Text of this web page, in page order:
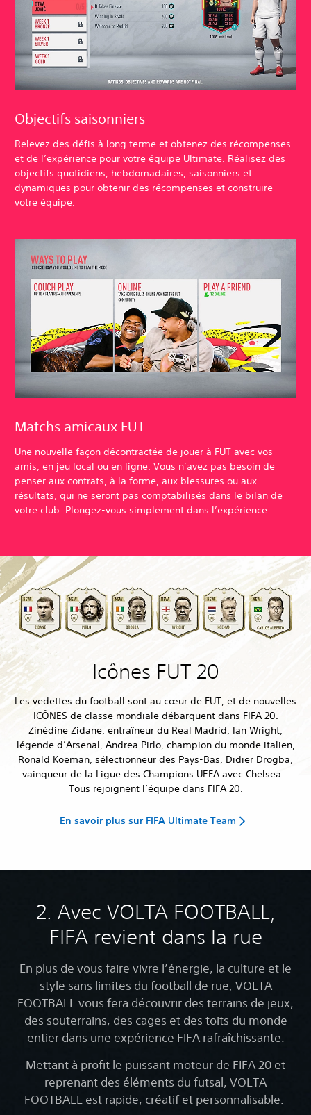
Objectifs saisonniers
Relevez des défis à long terme et obtenez des récompenses
et de l’expérience pour votre équipe Ultimate. Réalisez des
objectifs quotidiens, hebdomadaires, saisonniers et
dynamiques pour obtenir des récompenses et construire
votre équipe.
Matchs amicaux FUT
Une nouvelle façon décontractée de jouer à FUT avec vos
amis, en jeu local ou en ligne. Vous n’avez pas besoin de
penser aux contrats, à la forme, aux blessures ou aux
résultats, qui ne seront pas comptabilisés dans le bilan de
votre club. Plongez-vous simplement dans l’expérience.
Icônes FUT 20
Les vedettes du football sont au cœur de FUT, et de nouvelles
ICÔNES de classe mondiale débarquent dans FIFA 20.
Zinédine Zidane, entraîneur du Real Madrid, Ian Wright,
légende d’Arsenal, Andrea Pirlo, champion du monde italien,
Ronald Koeman, sélectionneur des Pays-Bas, Didier Drogba,
vainqueur de la Ligue des Champions UEFA avec Chelsea…
Tous rejoignent l’équipe dans FIFA 20.
En savoir plus sur FIFA Ultimate Team
2. Avec VOLTA FOOTBALL,
FIFA revient dans la rue
En plus de vous faire vivre l’énergie, la culture et le
style sans limites du football de rue, VOLTA
FOOTBALL vous fera découvrir des terrains de jeux,
des souterrains, des cages et des toits du monde
entier dans une expérience FIFA rafraîchissante.
Mettant à profit le puissant moteur de FIFA 20 et
reprenant des éléments du futsal, VOLTA
FOOTBALL est rapide, créatif et personnalisable.